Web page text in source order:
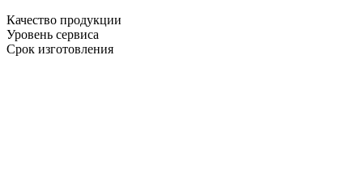
Качество продукции
Уровень сервиса
Срок изготовления